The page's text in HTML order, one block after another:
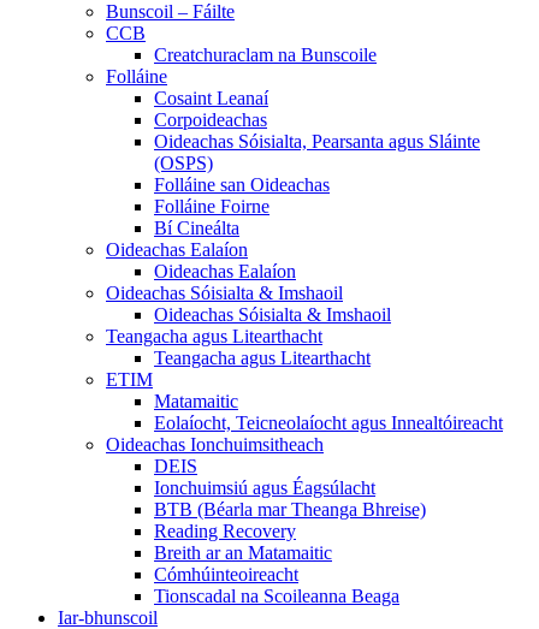
Bunscoil – Fáilte
CCB
Creatchuraclam na Bunscoile
Folláine
Cosaint Leanaí
Corpoideachas
Oideachas Sóisialta, Pearsanta agus Sláinte
(OSPS)
Folláine san Oideachas
Folláine Foirne
Bí Cineálta
Oideachas Ealaíon
Oideachas Ealaíon
Oideachas Sóisialta & Imshaoil
Oideachas Sóisialta & Imshaoil
Teangacha agus Litearthacht
Teangacha agus Litearthacht
ETIM
Matamaitic
Eolaíocht, Teicneolaíocht agus Innealtóireacht
Oideachas Ionchuimsitheach
DEIS
Ionchuimsiú agus Éagsúlacht
BTB (Béarla mar Theanga Bhreise)
Reading Recovery
Breith ar an Matamaitic
Cómhúinteoireacht
Tionscadal na Scoileanna Beaga
Iar-bhunscoil